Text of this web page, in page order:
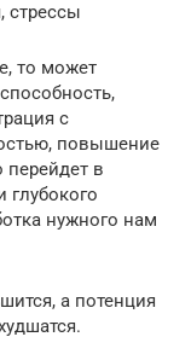
стрессы
то может
с
повышение
перейдет в
глубокого
нужного нам
а потенция